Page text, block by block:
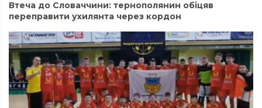
Втеча до Словаччини: тернополянин обіцяв
переправити ухилянта через кордон